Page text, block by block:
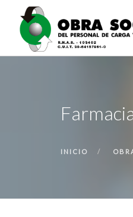
INICIO